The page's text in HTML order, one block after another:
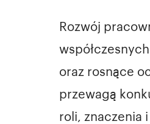
Rozwój
oraz rosnące
przewagą
roli, znaczenia